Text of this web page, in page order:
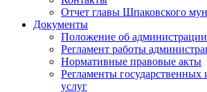
Отчет главы Шпаковского
Документы
Положение об администрации
Регламент работы
Нормативные правовые акты
Регламенты
услуг